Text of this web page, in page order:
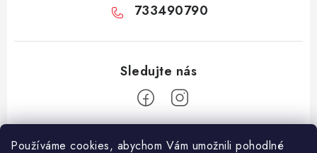
Používáme cookies, abychom Vám umožnili pohodlné
733490790
Z